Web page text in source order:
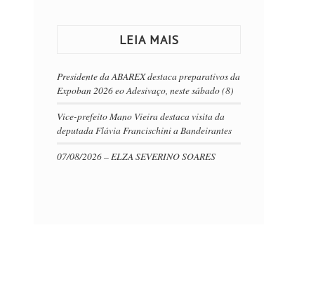
LEIA MAIS
Presidente da ABAREX destaca preparativos da
Expoban 2026 eo Adesivaço, neste sábado (8)
Vice-prefeito Mano Vieira destaca visita da
deputada Flávia Francischini a Bandeirantes
07/08/2026 – ELZA SEVERINO SOARES